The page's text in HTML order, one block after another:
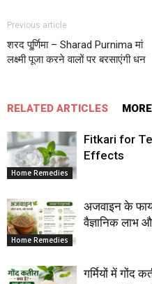
Previous article
शरद पू्र्णिमा – Sharad Purnima मां
लक्ष्मी पूजा करने वालों पर बरसाएंगी धन
RELATED ARTICLES
Home Remedies
Fitkari for
Effects
Home Remedies
अजवाइन के
वैज्ञानिक लाभ
गर्मियों में गोंद